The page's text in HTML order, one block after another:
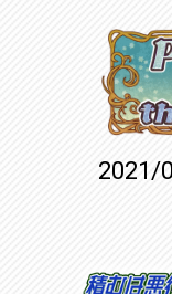
2021/